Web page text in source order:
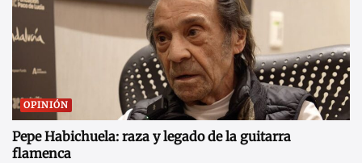
OPINIÓN
Pepe Habichuela: raza y legado de la guitarra
flamenca